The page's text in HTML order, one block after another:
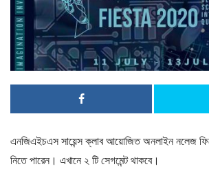
এনজিএইচএস সায়েন্স ক্লাব আয়োজিত অনলাইন নলেজ
নিতে পারেন। এখানে ২ টি সেগমেন্ট থাকবে।